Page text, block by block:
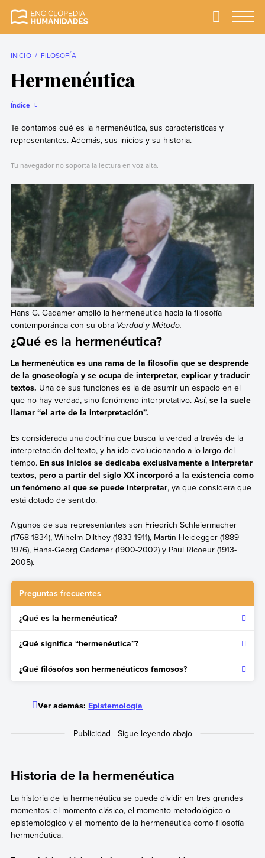
completa y más
Primary
INICIO FILOSOFÍA
Hermenéutica
Índice
Te contamos qué es la hermenéutica, sus características y
representantes. Además, sus inicios y su historia.
Tu navegador no soporta la lectura en voz alta.
Hans G. Gadamer amplió la hermenéutica hacia la filosofía
contemporánea con su obra Verdad y Método.
¿Qué es la hermenéutica?
La hermenéutica es una rama de la filosofía que se desprende
de la gnoseología y se ocupa de interpretar, explicar y traducir
textos. Una de sus funciones es la de asumir un espacio en el
que no hay verdad, sino fenómeno interpretativo. Así, se la suele
llamar “el arte de la interpretación”.
Es considerada una doctrina que busca la verdad a través de la
interpretación del texto, y ha ido evolucionando a lo largo del
tiempo. En sus inicios se dedicaba exclusivamente a interpretar
textos, pero a partir del siglo XX incorporó a la existencia como
un fenómeno al que se puede interpretar, ya que considera que
está dotado de sentido.
Algunos de sus representantes son Friedrich Schleiermacher
(1768-1834), Wilhelm Dilthey (1833-1911), Martin Heidegger (1889-
1976), Hans-Georg Gadamer (1900-2002) y Paul Ricoeur (1913-
2005).
Preguntas frecuentes
¿Qué es la hermenéutica?
explica y traduce textos.
¿Qué significa “hermenéutica”?
¿Qué filósofos son hermenéuticos famosos?
Ver además: Epistemología
Historia de la hermenéutica
La historia de la hermenéutica se puede dividir en tres grandes
momentos: el momento clásico, el momento metodológico o
epistemológico y el momento de la hermenéutica como filosofía
hermenéutica.